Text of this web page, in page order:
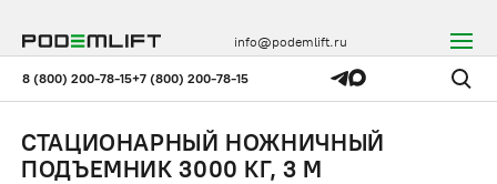
8 (800) 200-78-15+7 (800) 200-78-15
info@podemlift.ru
СТАЦИОНАРНЫЙ НОЖНИЧНЫЙ
ПОДЪЕМНИК 3000 КГ, 3 М